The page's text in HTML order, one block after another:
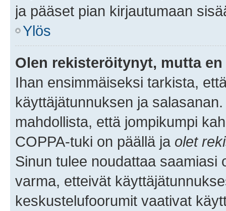
ja pääset pian kirjautumaan
Ylös
Olen rekisteröitynyt, mutta
Ihan ensimmäiseksi tarkista,
käyttäjätunnuksen ja
mahdollista, että jompikumpi
COPPA-tuki on päällä ja olet
Sinun tulee noudattaa saamiasi
varma, etteivät
keskustelufoorumit vaativat